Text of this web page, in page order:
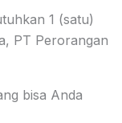
1 (satu)
PT Perorangan
bisa Anda